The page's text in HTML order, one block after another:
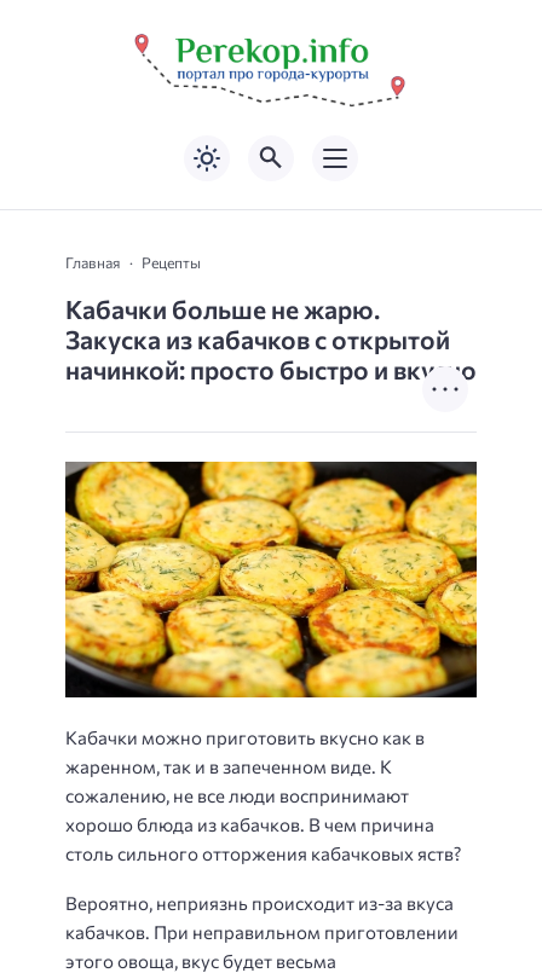
Главная Рецепты
Кабачки больше не жарю.
Закуска из кабачков с открытой
начинкой: просто быстро и вкусно
Кабачки можно приготовить вкусно как в
жаренном, так и в запеченном виде. К
сожалению, не все люди воспринимают
хорошо блюда из кабачков. В чем причина
столь сильного отторжения кабачковых яств?
Вероятно, неприязнь происходит из-за вкуса
кабачков. При неправильном приготовлении
этого овоща, вкус будет весьма